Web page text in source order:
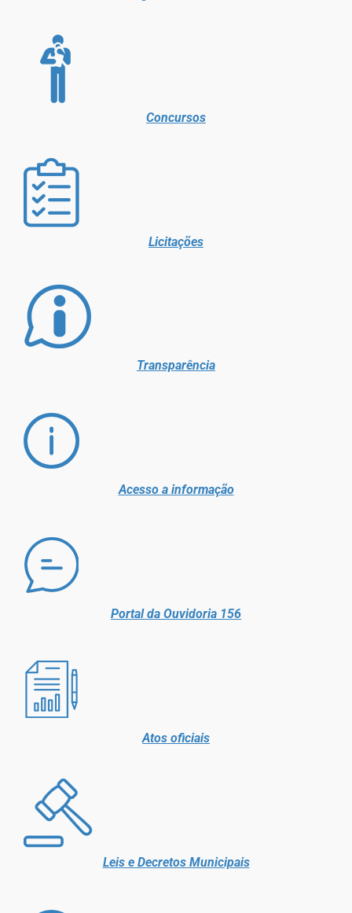
Concursos
Licitações
Transparência
Acesso a informação
Portal da Ouvidoria 156
Atos oficiais
Leis e Decretos Municipais